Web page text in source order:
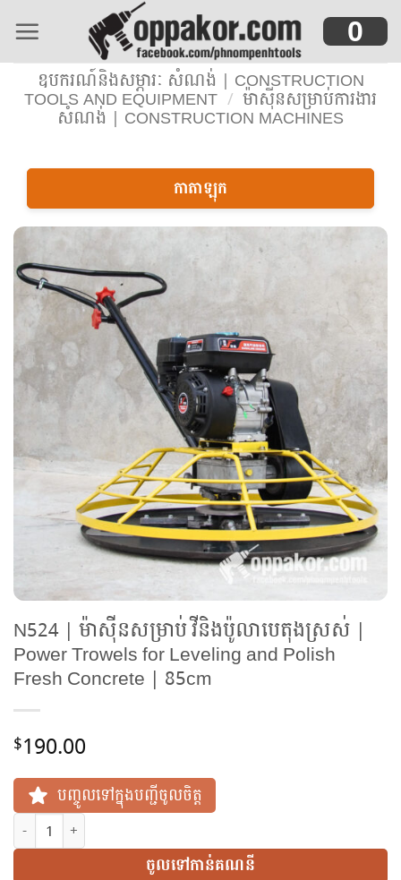
0
ឧបករណ៍និងសម្ភារៈ សំណង់ | CONSTRUCTION
TOOLS AND EQUIPMENT / ម៉ាស៊ីនសម្រាប់ការងារ
សំណង់ | CONSTRUCTION MACHINES
កាតាឡុក
N524 | ម៉ាស៊ីនសម្រាប់ វីនិងប៉ូលាបេតុងស្រស់ |
Power Trowels for Leveling and Polish
Fresh Concrete | 85cm
$190.00
បញ្ចូលទៅក្នុងបញ្ជីចូលចិត្ត
N524 | ម៉ាស៊ីនសម្រាប់ វីនិងប៉ូលាបេតុងស្រស់ | Power Trowels for
ចូលទៅកាន់គណនី